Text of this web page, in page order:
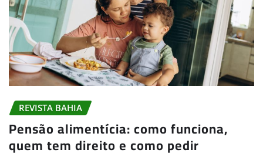
REVISTA BAHIA
Pensão alimentícia: como funciona,
quem tem direito e como pedir